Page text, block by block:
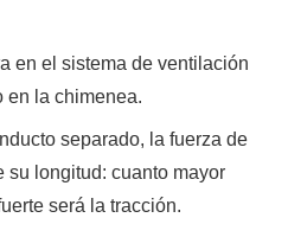
en el sistema de ventilación
en la chimenea.
separado, la fuerza de
su longitud: cuanto mayor
será la tracción.